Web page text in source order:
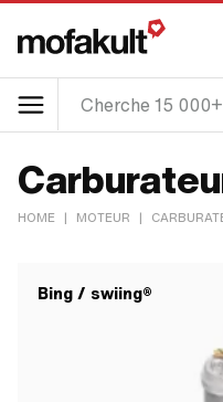
HOME | MOTEUR |
Bing / swiing®